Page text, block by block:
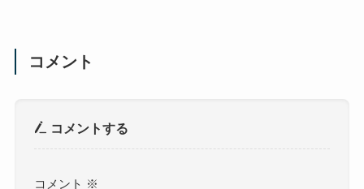
コメント
コメントする
コメント ※